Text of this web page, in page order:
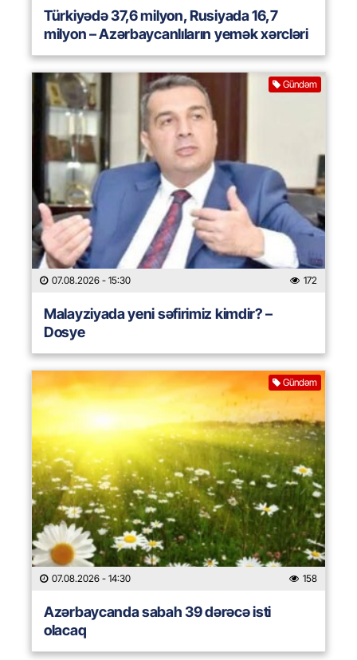
Türkiyədə 37,6 milyon, Rusiyada 16,7
milyon – Azərbaycanlıların yemək xərcləri
Gündəm
07.08.2026 - 15:30 172
Malayziyada yeni səfirimiz kimdir? –
Dosye
Gündəm
07.08.2026 - 14:30 158
Azərbaycanda sabah 39 dərəcə isti
olacaq